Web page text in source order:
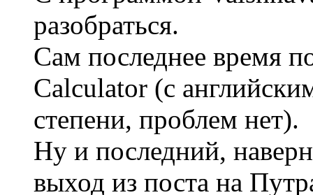
разобраться.
Сам последнее время
Calculator (с
степени, проблем нет).
Ну и последний,
выход из поста на